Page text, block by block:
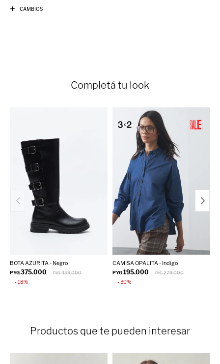
CAMBIOS
Completá tu look
BOTA AZURITA - Negro
PYG375.000 PYG 459.000
18
CAMISA OPALITA - Indigo
PYG195.000 PYG 279.000
30
Productos que te pueden interesar